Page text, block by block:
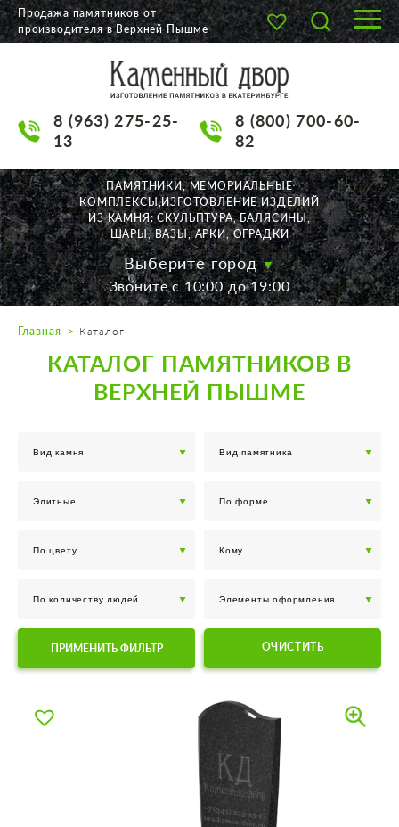
О КОМПАНИИ
НАШИ РАБОТЫ
АКЦИИ
ДОСТАВКА
КОНТАКТЫ
K2532513@yandex.ru
Пн. — Пт. с 10:00 до 19:00
Суббота с 11:00 до 17:00
Воскресенье по договор.
Продажа памятников от
производителя в Верхней Пышме
8 (963) 275-25-
13
8 (800) 700-60-
82
ПАМЯТНИКИ, МЕМОРИАЛЬНЫЕ
КОМПЛЕКСЫ,ИЗГОТОВЛЕНИЕ ИЗДЕЛИЙ
ИЗ КАМНЯ: СКУЛЬПТУРА, БАЛЯСИНЫ,
ШАРЫ, ВАЗЫ, АРКИ, ОГРАДКИ
Выберите город
Звоните с 10:00 до 19:00
Главная Каталог
КАТАЛОГ ПАМЯТНИКОВ В
ВЕРХНЕЙ ПЫШМЕ
ПРИМЕНИТЬ ФИЛЬТР ОЧИСТИТЬ